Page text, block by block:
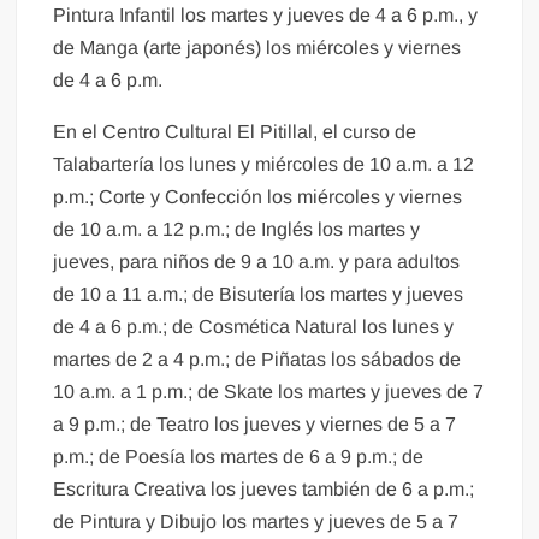
Pintura Infantil los martes y jueves de 4 a 6 p.m., y
de Manga (arte japonés) los miércoles y viernes
de 4 a 6 p.m.
En el Centro Cultural El Pitillal, el curso de
Talabartería los lunes y miércoles de 10 a.m. a 12
p.m.; Corte y Confección los miércoles y viernes
de 10 a.m. a 12 p.m.; de Inglés los martes y
jueves, para niños de 9 a 10 a.m. y para adultos
de 10 a 11 a.m.; de Bisutería los martes y jueves
de 4 a 6 p.m.; de Cosmética Natural los lunes y
martes de 2 a 4 p.m.; de Piñatas los sábados de
10 a.m. a 1 p.m.; de Skate los martes y jueves de 7
a 9 p.m.; de Teatro los jueves y viernes de 5 a 7
p.m.; de Poesía los martes de 6 a 9 p.m.; de
Escritura Creativa los jueves también de 6 a p.m.;
de Pintura y Dibujo los martes y jueves de 5 a 7